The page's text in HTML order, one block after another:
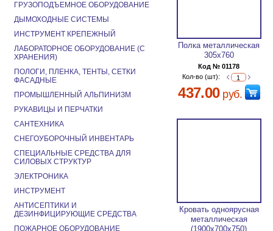
Полка металлическая
305х760
Код № 01178
Кол-во (шт):
437.00руб.
Кровать одноярусная
металлическая
(1900х700х750)
ГРУЗОПОДЪЕМНОЕ ОБОРУДОВАНИЕ
ДЫМОХОДНЫЕ СИСТЕМЫ
ИНСТРУМЕНТ КРЕПЕЖНЫЙ
ЛАБОРАТОРНОЕ ОБОРУДОВАНИЕ (С
ХРАНЕНИЯ)
ПОЛОГИ, ПЛЕНКА, ТЕНТЫ, СЕТКИ
ФАСАДНЫЕ
ПРОМЫШЛЕННЫЙ АЛЬПИНИЗМ
РУКАВИЦЫ И ПЕРЧАТКИ
САНТЕХНИКА
СНЕГОУБОРОЧНЫЙ ИНВЕНТАРЬ
СПЕЦИАЛЬНЫЕ СРЕДСТВА ДЛЯ
СИЛОВЫХ СТРУКТУР
ЭЛЕКТРОНИКА
ИНСТРУМЕНТ
АНТИСЕПТИКИ И
ДЕЗИНФИЦИРУЮЩИЕ СРЕДСТВА
ПОЖАРНОЕ ОБОРУДОВАНИЕ